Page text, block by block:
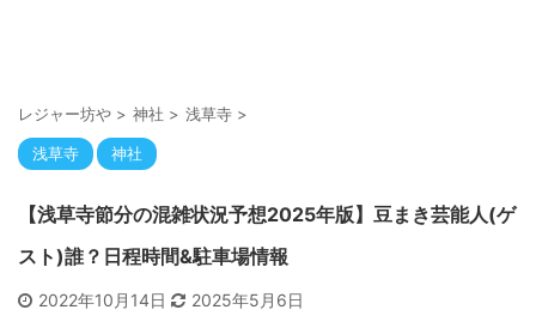
レジャー坊や > 神社 > 浅草寺 >
浅草寺 神社
【浅草寺節分の混雑状況予想2025年版】豆まき芸能人(ゲ
スト)誰？日程時間&駐車場情報
2022年10月14日 2025年5月6日